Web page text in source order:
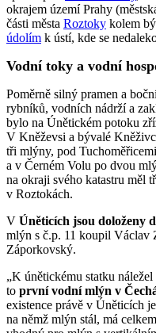
okrajem území Prahy
části města Roztoky kolem
údolím k ústí, kde se
Vodní toky a vodní
Poměrně silný pramen a
rybníků, vodních nádrží a
bylo na Únětickém potoku
V Kněževsi a bývalé
tři mlýny, pod
a v Černém Volu po dvou
na okraji svého katastru měl
v Roztokách.
V Úněticích jsou doloženy
mlýn s č.p. 11 koupil Václav
Záporkovský.
„K únětickému statku
to první vodní mlýn v
existence právě v Úněticích
na němž mlýn stál, má